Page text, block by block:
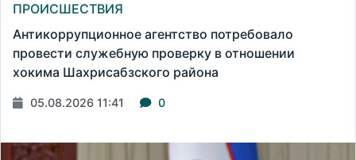
ПРОИСШЕСТВИЯ
Антикоррупционное агентство потребовало
провести служебную проверку в отношении
хокима Шахрисабзского района
05.08.2026 11:41 0